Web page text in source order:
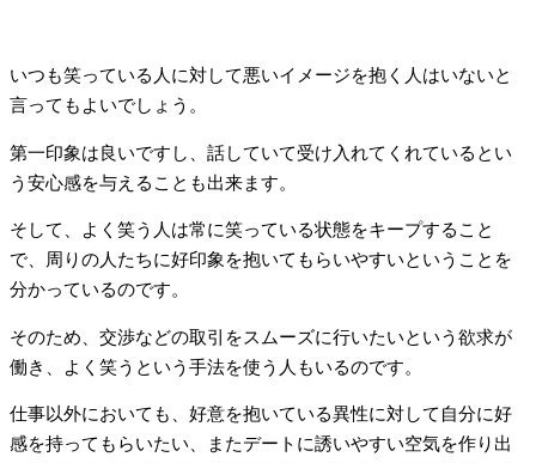
いつも笑っている人に対して悪いイメージを抱く人はいないと
言ってもよいでしょう。
第一印象は良いですし、話していて受け入れてくれているとい
う安心感を与えることも出来ます。
そして、よく笑う人は常に笑っている状態をキープすること
で、周りの人たちに好印象を抱いてもらいやすいということを
分かっているのです。
そのため、交渉などの取引をスムーズに行いたいという欲求が
働き、よく笑うという手法を使う人もいるのです。
仕事以外においても、好意を抱いている異性に対して自分に好
感を持ってもらいたい、またデートに誘いやすい空気を作り出